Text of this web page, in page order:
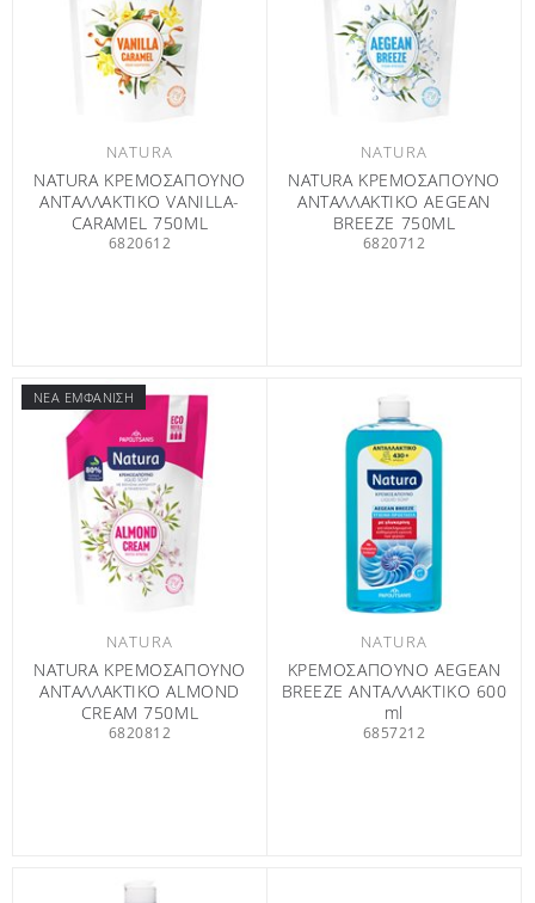
NATURA
NATURA ΚΡΕΜΟΣΑΠΟΥΝΟ
ΑΝΤΑΛΛΑΚΤΙΚΟ VANILLA-
CARAMEL 750ML
6820612
NATURA
NATURA ΚΡΕΜΟΣΑΠΟΥΝΟ
ΑΝΤΑΛΛΑΚΤΙΚΟ AEGEAN
BREEZE 750ML
6820712
ΝΕΑ ΕΜΦΑΝΙΣΗ
NATURA
NATURA ΚΡΕΜΟΣΑΠΟΥΝΟ
ΑΝΤΑΛΛΑΚΤΙΚΟ ALMOND
CREAM 750ML
6820812
NATURA
ΚΡΕΜΟΣΑΠΟΥΝΟ AEGEAN
BREEZE ΑΝΤΑΛΛΑΚΤΙΚΟ 600
ml
6857212